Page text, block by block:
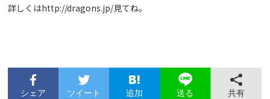
詳しくはhttp://dragons.jp/見てね。
シェア ツイート 追加 送る 共有